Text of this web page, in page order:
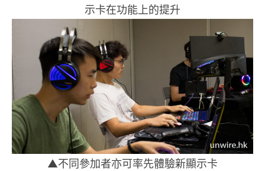
示卡在功能上的提升
▲不同參加者亦可率先體驗新顯示卡